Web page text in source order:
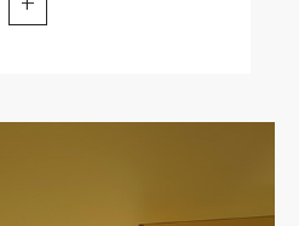
l’utilisation du site
au droit français. Il est
1978, notamment